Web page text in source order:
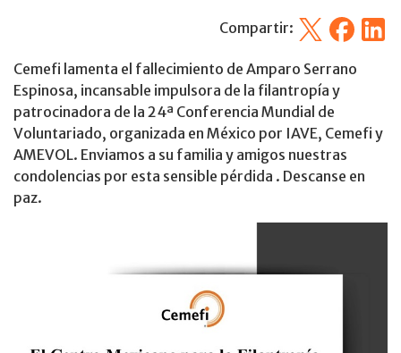
Compartir: X Facebook
Cemefi lamenta el fallecimiento de Amparo Serrano
Espinosa, incansable impulsora de la filantropía y
patrocinadora de la 24ª Conferencia Mundial de
Voluntariado, organizada en México por IAVE, Cemefi y
AMEVOL. Enviamos a su familia y amigos nuestras
condolencias por esta sensible pérdida . Descanse en
paz.